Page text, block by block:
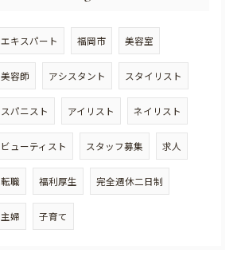
エキスパート 福岡市 美容室
美容師 アシスタント スタイリスト
スパニスト アイリスト ネイリスト
ビューティスト スタッフ募集 求人
転職 福利厚生 完全週休二日制
主婦 子育て